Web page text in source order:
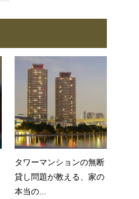
タワーマンションの無断
貸し問題が教える、家の
本当の...